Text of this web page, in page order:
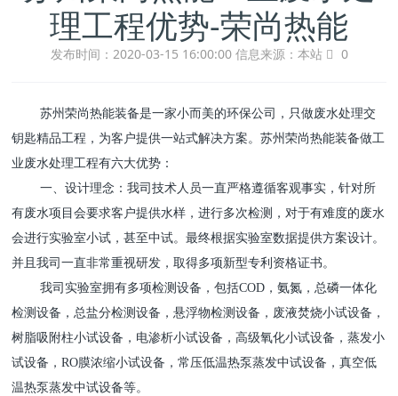
理工程优势-荣尚热能
发布时间：2020-03-15 16:00:00 信息来源：本站 0
苏州荣尚热能装备是一家小而美的环保公司，只做废水处理交
钥匙精品工程，为客户提供一站式解决方案。苏州荣尚热能装备做工
业废水处理工程有六大优势：
一、设计理念：我司技术人员一直严格遵循客观事实，针对所
有废水项目会要求客户提供水样，进行多次检测，对于有难度的废水
会进行实验室小试，甚至中试。最终根据实验室数据提供方案设计。
并且我司一直非常重视研发，取得多项新型专利资格证书。
我司实验室拥有多项检测设备，包括COD，氨氮，总磷一体化
检测设备，总盐分检测设备，悬浮物检测设备，废液焚烧小试设备，
树脂吸附柱小试设备，电渗析小试设备，高级氧化小试设备，蒸发小
试设备，RO膜浓缩小试设备，常压低温热泵蒸发中试设备，真空低
温热泵蒸发中试设备等。